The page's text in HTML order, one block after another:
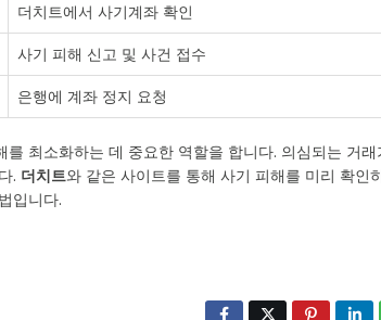
더치트에서 사기계좌 확인
사기 피해 신고 및 사건 접수
은행에 계좌 정지 요청
최소화하는 데 중요한 역할을 합니다. 의심되는 거래
. 더치트와 같은 사이트를 통해 사기 피해를 미리 확인
입니다.